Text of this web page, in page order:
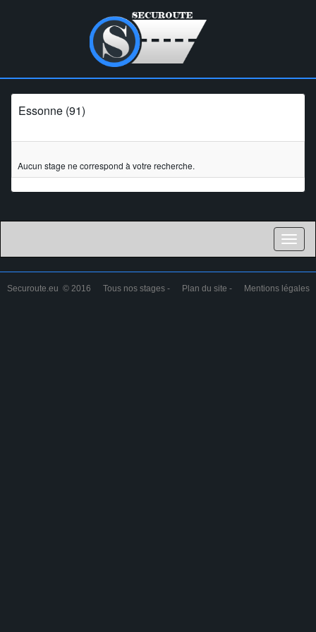
Essonne (91)
Aucun stage ne correspond à votre recherche.
Securoute.eu © 2016 Tous nos stages - Plan du site - Mentions légales